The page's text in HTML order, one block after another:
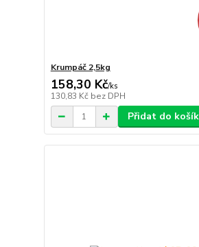
Krumpáč 2,5kg
158,30 Kč/ks
130,83 Kč bez DPH
Přidat do